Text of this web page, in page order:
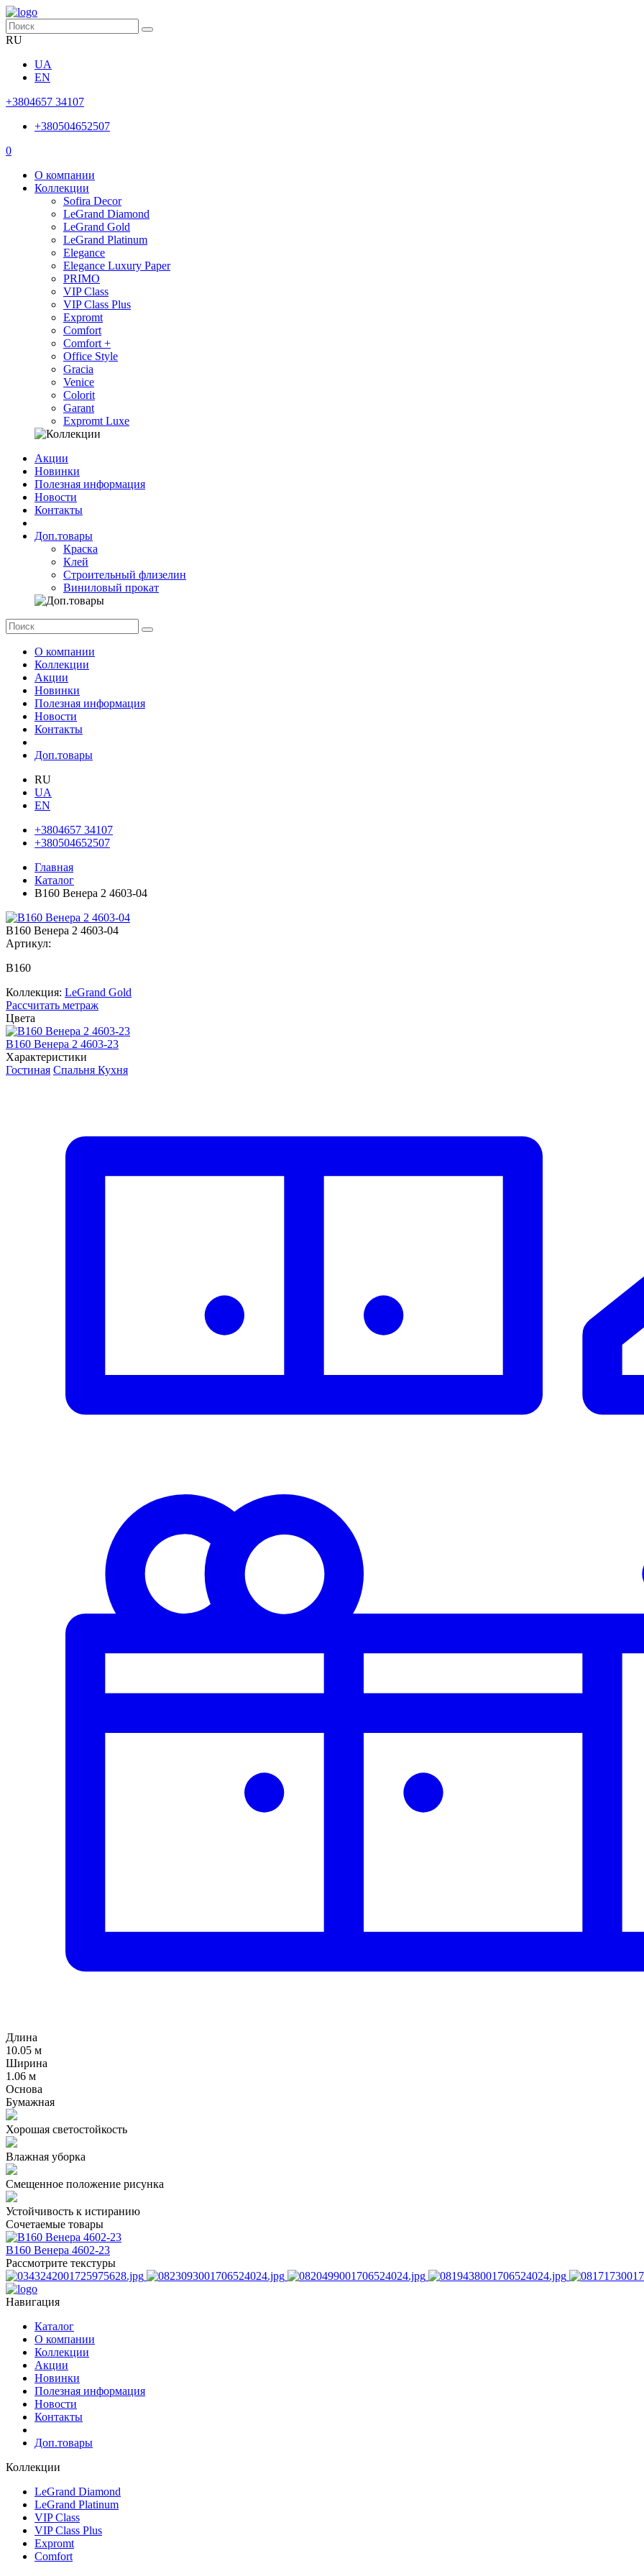
RU
UA
EN
+3804657 34107
+380504652507
0
О компании
Коллекции
Sofira Decor
LeGrand Diamond
LeGrand Gold
LeGrand Platinum
Elegance
Elegance Luxury Paper
PRIMO
VIP Class
VIP Class Plus
Expromt
Comfort
Comfort +
Office Style
Gracia
Venice
Colorit
Garant
Expromt Luxe
Акции
Новинки
Полезная информация
Новости
Контакты
Доп.товары
Краска
Клей
Строительный флизелин
Виниловый прокат
О компании
Коллекции
Акции
Новинки
Полезная информация
Новости
Контакты
Доп.товары
RU
UA
EN
+3804657 34107
+380504652507
Главная
Каталог
В160 Венера 2 4603-04
В160 Венера 2 4603-04
Артикул:
В160
Коллекция: LeGrand Gold
Рассчитать метраж
Цвета
В160 Венера 2 4603-23
Характеристики
Гостиная Спальня Кухня
Длина
10.05 м
Ширина
1.06 м
Основа
Бумажная
Хорошая светостойкость
Влажная уборка
Смещенное положение рисунка
Устойчивость к истиранию
Сочетаемые товары
В160 Венера 4602-23
Рассмотрите текстуры
Навигация
Каталог
О компании
Коллекции
Акции
Новинки
Полезная информация
Новости
Контакты
Доп.товары
Коллекции
LeGrand Diamond
LeGrand Platinum
VIP Class
VIP Class Plus
Expromt
Comfort